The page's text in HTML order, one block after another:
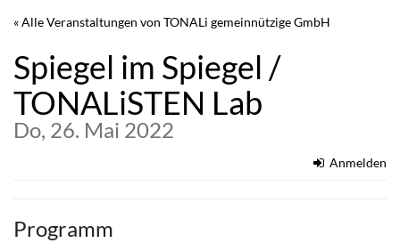
Zum
springen
« Alle Veranstaltungen von TONALi gemeinnützige GmbH
Spiegel im Spiegel /
TONALiSTEN Lab
Do, 26. Mai 2022
Anmelden
Programm